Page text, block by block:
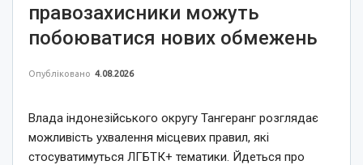
правозахисники можуть
побоюватися нових обмежень
Опубліковано 4.08.2026
Влада індонезійського округу Тангеранг розглядає
можливість ухвалення місцевих правил, які
стосуватимуться ЛГБТК+ тематики. Йдеться про